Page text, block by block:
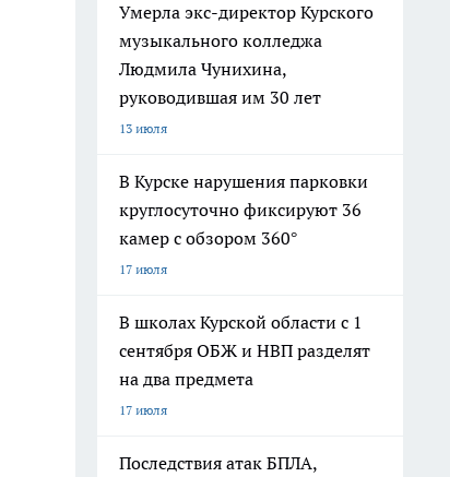
Умерла экс-директор Курского
музыкального колледжа
Людмила Чунихина,
руководившая им 30 лет
13 июля
В Курске нарушения парковки
круглосуточно фиксируют 36
камер с обзором 360°
17 июля
В школах Курской области с 1
сентября ОБЖ и НВП разделят
на два предмета
17 июля
Последствия атак БПЛА,